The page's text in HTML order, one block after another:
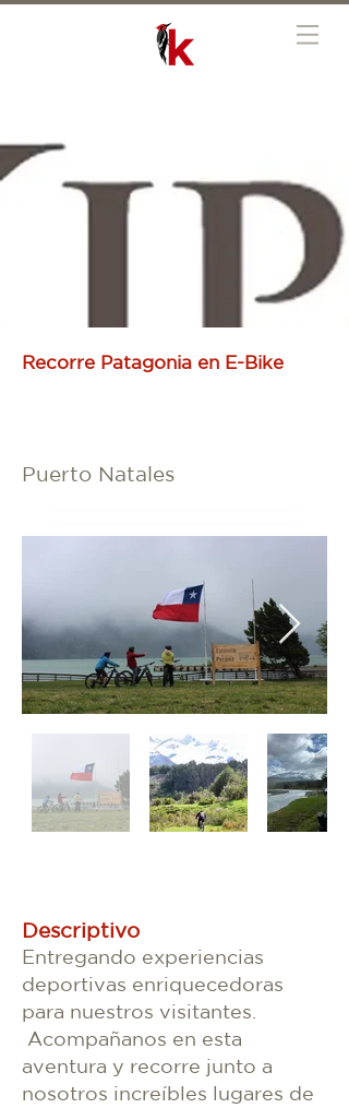
Recorre Patagonia en E-Bike
Puerto Natales
Descriptivo
Entregando experiencias
deportivas enriquecedoras
para nuestros visitantes.
Acompañanos en esta
aventura y recorre junto a
nosotros increíbles lugares de